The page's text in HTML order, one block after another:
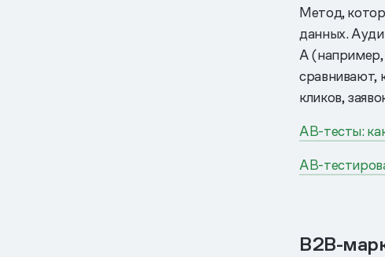
Метод,
данных.
А (например,
сравнивают,
кликов,
AB-тесты:
AB-
B2B-